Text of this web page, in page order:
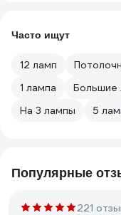
Часто ищут
12 ламп
1 лампа
Большие
На 3 лампы
5
Популярные
221